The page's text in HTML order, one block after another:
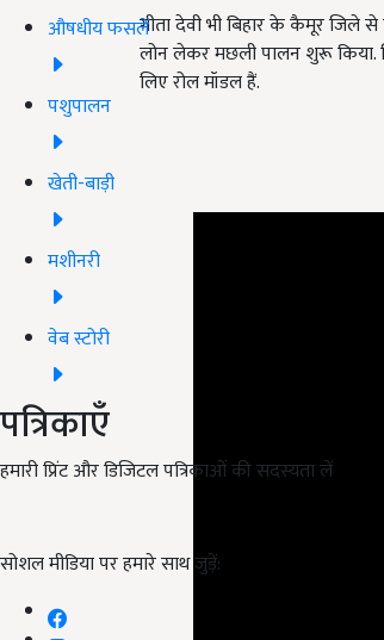
औषधीय फसलें
पशुपालन
खेती-बाड़ी
मशीनरी
वेब स्टोरी
पत्रिकाएँ
हमारी प्रिंट और डिजिटल पत्रिकाओं की सदस्यता लें
सोशल मीडिया पर हमारे साथ जुड़ें:
गीता देवी भी बिहार के कैमूर जिले
लोन लेकर मछली पालन शुरू किया.
लिए रोल मॉडल हैं.